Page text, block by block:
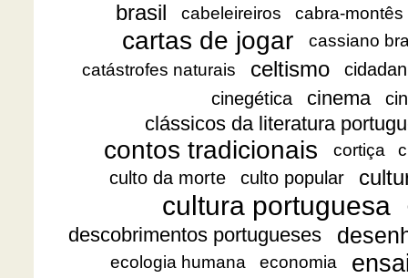
brasil cabeleireiros cabra-montês
cartas de jogar
cassiano
catástrofes naturais
celtismo
cinegética
cinema
clássicos da literatura
contos tradicionais cortiça
culto da morte culto popular
cultura portuguesa
descobrimentos portugueses
ecologia humana economia